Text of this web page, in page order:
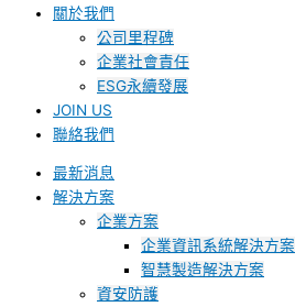
關於我們
公司里程碑
企業社會責任
ESG永續發展
JOIN US
聯絡我們
最新消息
解決方案
企業方案
企業資訊系統解決方案
智慧製造解決方案
資安防護